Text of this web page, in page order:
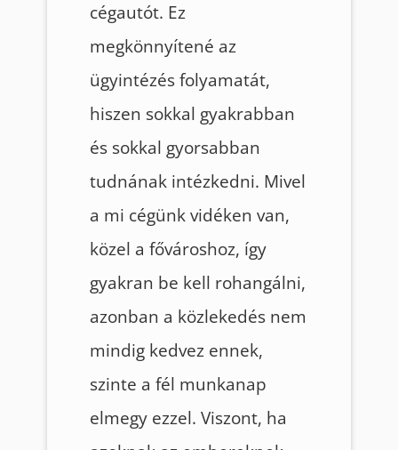
cégautót. Ez
megkönnyítené az
ügyintézés folyamatát,
hiszen sokkal gyakrabban
és sokkal gyorsabban
tudnának intézkedni. Mivel
a mi cégünk vidéken van,
közel a fővároshoz, így
gyakran be kell rohangálni,
azonban a közlekedés nem
mindig kedvez ennek,
szinte a fél munkanap
elmegy ezzel. Viszont, ha